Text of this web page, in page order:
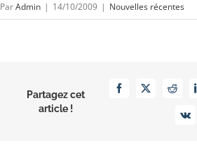
ParAdmin | 14/10/2009 | Nouvelles récentes
Partagez cet
article !
Facebook
X Reddit
Vk